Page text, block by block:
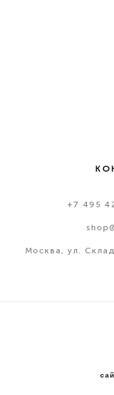
+7 495
Москва, ул.